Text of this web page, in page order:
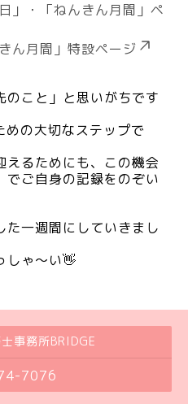
」・「ねんきん月間」ペ
ん月間」特設ページ
こと」と思いがちです
の大切なステップで
るためにも、 この機会
でご自身の記録をのぞい
一週間にしていきまし
しゃ～い👋
事務所BRIDGE
7076